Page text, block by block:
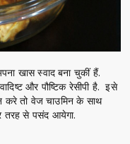
खास स्वाद बना चुकीं हैं.
और पौष्टिक रेसीपी है. इसे
तो वेज चाउमिन के साथ
तरह से पसंद आयेगा.